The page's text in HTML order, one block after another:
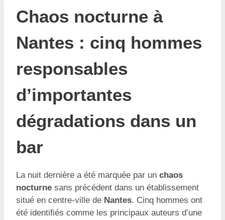
Chaos nocturne à
Nantes : cinq hommes
responsables
d’importantes
dégradations dans un
bar
La nuit dernière a été marquée par un chaos
nocturne sans précédent dans un établissement
situé en centre-ville de Nantes. Cinq hommes ont
été identifiés comme les principaux auteurs d’une